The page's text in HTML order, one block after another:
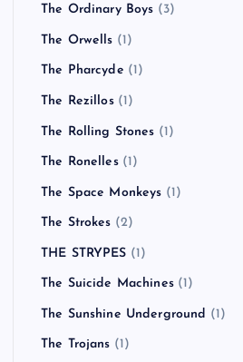
The Ordinary Boys (3)
The Orwells (1)
The Pharcyde (1)
The Rezillos(1)
The Rolling Stones (1)
The Ronelles(1)
The Space Monkeys (1)
The Strokes (2)
THE STRYPES (1)
The Suicide Machines(1)
The Sunshine Underground (1)
The Trojans (1)